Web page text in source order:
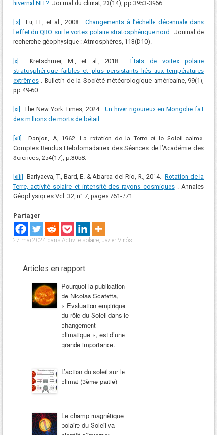
hivernal NH ? Journal du climat, 23(14), pp.3953-3966.
[ix] Lu, H., et al., 2008.Changements à l’échelle décennale dans
l’effet du QBO sur le vortex polaire stratosphérique nord . Journal de
recherche géophysique : Atmosphères, 113(D10).
[x] Kretschmer, M., et al., 2018.États de vortex polaire
stratosphérique faibles et plus persistants liés aux températures
extrêmes. Bulletin de la Société météorologique américaine, 99(1),
pp.49-60.
[xi] The New York Times, 2024.Un hiver rigoureux en Mongolie fait
des millions de morts de bétail .
[xii]
Danjon, A, 1962. La rotation de la Terre et le Soleil calme.
Comptes Rendus Hebdomadaires des Séances de l’Académie des
Sciences, 254(17), p.3058.
[xiii] Barlyaeva, T., Bard, E. & Abarca-del-Rio, R., 2014.Rotation de la
Terre, activité solaire et intensité des rayons cosmiques. Annales
Géophysiques Vol. 32, n° 7, pages 761-771.
Partager
27 mai 2024 dans Activité solaire, Javier Vinós
Articles en rapport
Pourquoi la publication
de Nicolas Scafetta,
« Evaluation empirique
du rôle du Soleil dans le
changement
climatique », est d’une
grande importance.
L’action du soleil sur le
climat (3ème partie)
Le champ magnétique
polaire du Soleil va